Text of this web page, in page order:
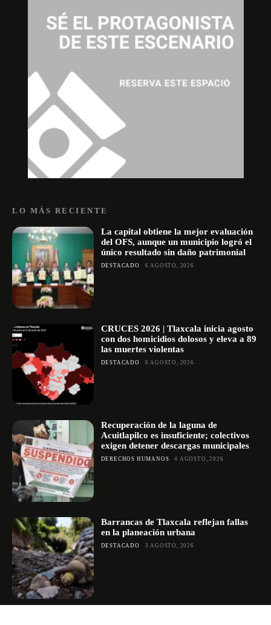
LO MÁS RECIENTE
La capital obtiene la mejor evaluación
del OFS, aunque un municipio logró el
único resultado sin daño patrimonial
DESTACADO 6 AGOSTO, 2026
CRUCES 2026 | Tlaxcala inicia agosto
con dos homicidios dolosos y eleva a 89
las muertes violentas
DESTACADO 6 AGOSTO, 2026
Recuperación de la laguna de
Acuitlapilco es insuficiente; colectivos
exigen detener descargas municipales
DERECHOS HUMANOS 4 AGOSTO, 2026
Barrancas de Tlaxcala reflejan fallas
en la planeación urbana
DESTACADO 3 AGOSTO, 2026